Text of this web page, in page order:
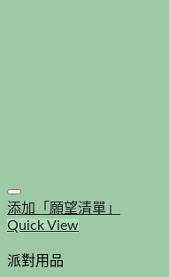
添加「願望清單」
Quick View
派對用品